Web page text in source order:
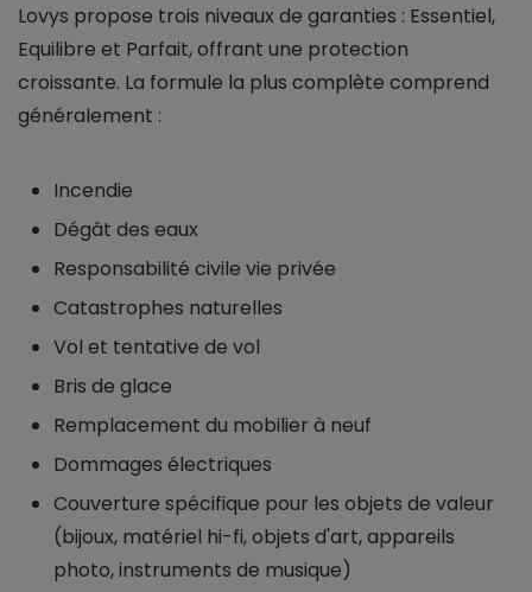
Lovys propose trois niveaux de garanties : Essentiel,
Equilibre et Parfait, offrant une protection
croissante. La formule la plus complète comprend
généralement :
Incendie
Dégât des eaux
Responsabilité civile vie privée
Catastrophes naturelles
Vol et tentative de vol
Bris de glace
Remplacement du mobilier à neuf
Dommages électriques
Couverture spécifique pour les objets de valeur
(bijoux, matériel hi-fi, objets d'art, appareils
photo, instruments de musique)